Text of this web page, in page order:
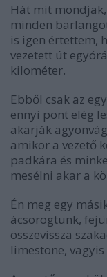
Hát mit
minden
is igen értettem,
vezetett út
kilométer.
Ebből csak az
ennyi pont elég
akarják
amikor a vezető
padkára és
mesélni akar a
Én meg egy
ácsorogtunk,
összevissza
limestone, vagyis